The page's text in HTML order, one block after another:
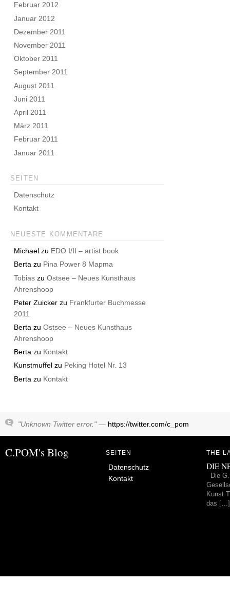
Februar 2012
Januar 2012
Dezember 2011
November 2011
Oktober 2011
September 2011
August 2011
Juni 2011
April 2011
März 2011
Februar 2011
Januar 2011
SEITEN
Datenschutz
Kontakt
NEUESTE KOMMENTARE
Michael zu EDO I/II – artist book
Berta zu Pina Power 8 Mapma
Tobias zuOstsee – Neues Kunsthaus
Ahrenshoop
Peter Zuicker zu Frankfurter Buchmesse
2011
Berta zuOstsee – Neues Kunsthaus
Ahrenshoop
Berta zu Kontakt
Kunstmuffel zu Peking Hotel Nr. 13
Berta zu Kontakt
"Unknown Twitter error." — https://twitter.com/c_pom
C.POM's Blog SEITEN
Datenschutz
Kontakt
THE
DIE
Die
Kunst
das […]